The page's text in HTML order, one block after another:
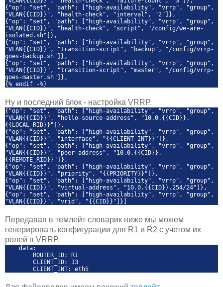
{"op": "set", "path": ["high-availability", "vrrp", "group",
"VLAN{{CID}}", "health-check", "interval", "2"]},
{"op": "set", "path": ["high-availability", "vrrp", "group",
"VLAN{{CID}}", "health-check", "script", "/config/we-are-
isolated.sh"]},
{"op": "set", "path": ["high-availability", "vrrp", "group",
"VLAN{{CID}}", "transition-script", "backup", "/config/vrrp-
goes-backup.sh"]},
{"op": "set", "path": ["high-availability", "vrrp", "group",
"VLAN{{CID}}", "transition-script", "master", "/config/vrrp-
goes-master.sh"]},
{% endif -%}
Ну и последний блок - настройка VRRP.
{"op": "set", "path": ["high-availability", "vrrp", "group",
"VLAN{{CID}}", "hello-source-address", "10.0.{{CID}}.
{{LOCAL_RID}}"]},
{"op": "set", "path": ["high-availability", "vrrp", "group",
"VLAN{{CID}}", "interface", "{{CLIENT_INT}}"]},
{"op": "set", "path": ["high-availability", "vrrp", "group",
"VLAN{{CID}}", "peer-address", "10.0.{{CID}}.
{{REMOTE_RID}}"]},
{"op": "set", "path": ["high-availability", "vrrp", "group",
"VLAN{{CID}}", "priority", "{{PRIORITY}}"]},
{"op": "set", "path": ["high-availability", "vrrp", "group",
"VLAN{{CID}}", "virtual-address", "10.0.{{CID}}.254/24"]},
{"op": "set", "path": ["high-availability", "vrrp", "group",
"VLAN{{CID}}", "vrid", "{{CID}}"]}]
Передавая в темлейт словарик ниже мы можем
генерировать конфигурации для R1 и R2 с учетом их
ролей в VRRP.
data:
ROUTER_ID: R1
CLIENT_ID: 13
CLIENT_INT: eth5